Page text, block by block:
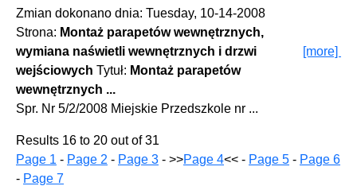
Zmian dokonano dnia: Tuesday, 10-14-2008
Strona: Montaż parapetów wewnętrznych,
wymiana naświetli wewnętrznych i drzwi
wejściowych Tytuł: Montaż parapetów
wewnętrznych ...
[more]
Spr. Nr 5/2/2008 Miejskie Przedszkole nr ...
Results 16 to 20 out of 31
Page 1 - Page 2 - Page 3 - >>Page 4<< - Page 5 - Page 6
- Page 7